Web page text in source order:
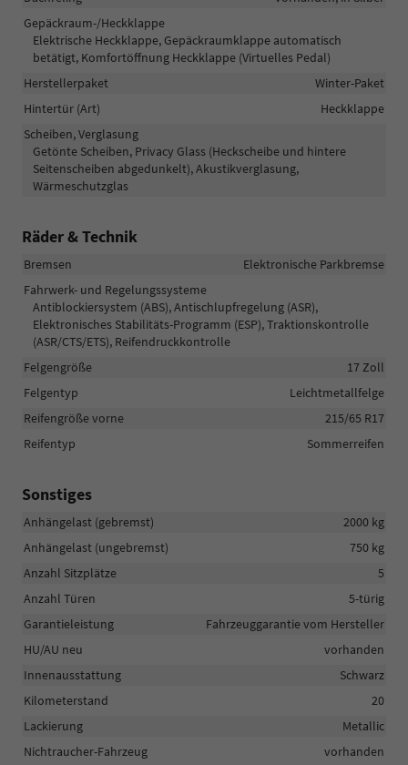
Gepäckraum-/Heckklappe
Elektrische Heckklappe, Gepäckraumklappe automatisch
betätigt, Komfortöffnung Heckklappe (Virtuelles Pedal)
Herstellerpaket
Winter-Paket
Hintertür (Art)
Heckklappe
Scheiben, Verglasung
Getönte Scheiben, Privacy Glass (Heckscheibe und hintere
Seitenscheiben abgedunkelt), Akustikverglasung,
Wärmeschutzglas
Räder & Technik
Bremsen
Elektronische Parkbremse
Fahrwerk- und Regelungssysteme
Antiblockiersystem (ABS), Antischlupfregelung (ASR),
Elektronisches Stabilitäts-Programm (ESP), Traktionskontrolle
(ASR/CTS/ETS), Reifendruckkontrolle
Felgengröße
17 Zoll
Felgentyp
Leichtmetallfelge
Reifengröße vorne
215/65 R17
Reifentyp
Sommerreifen
Sonstiges
Anhängelast (gebremst)
2000 kg
Anhängelast (ungebremst)
750 kg
Anzahl Sitzplätze
5
Anzahl Türen
5-türig
Garantieleistung
Fahrzeuggarantie vom Hersteller
HU/AU neu
vorhanden
Innenausstattung
Schwarz
Kilometerstand
20
Lackierung
Metallic
Nichtraucher-Fahrzeug
vorhanden